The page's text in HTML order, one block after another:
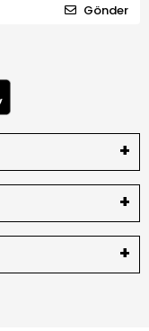
Gönder